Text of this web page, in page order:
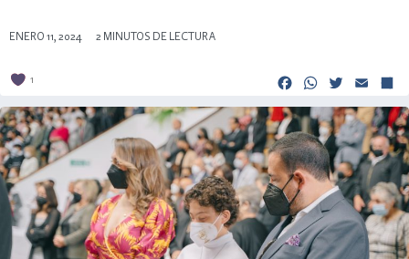
ENERO 11, 2024 2 MINUTOS DE LECTURA
1 Facebook